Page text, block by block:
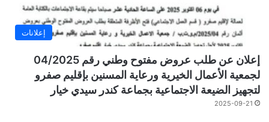
إعلانات
إعلان عن طلب عروض مفتوح وطني رقم 04/2025
لجمعية الأعمال الخيرية ورعاية المسنين بإقليم صفرو
لتجهيز الضيعة الاجتماعية بجماعة كندر سيدي خيار
2025-09-21